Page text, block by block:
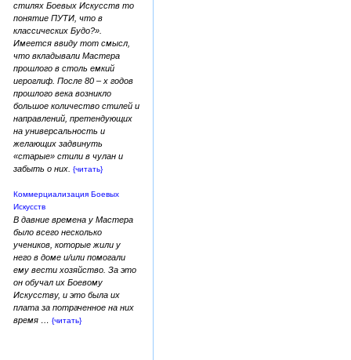
стилях Боевых Искусств то
понятие ПУТИ, что в
классических Будо?».
Имеется ввиду тот смысл,
что вкладывали Мастера
прошлого в столь емкий
иероглиф. После 80 – х годов
прошлого века возникло
большое количество стилей и
направлений, претендующих
на универсальность и
желающих задвинуть
«старые» стили в чулан и
забыть о них. {читать}
Коммерциализация Боевых
Искусств
В давние времена у Мастера
было всего несколько
учеников, которые жили у
него в доме и/или помогали
ему вести хозяйство. За это
он обучал их Боевому
Искусству, и это была их
плата за потраченное на них
время … {читать}